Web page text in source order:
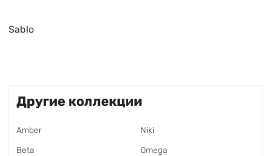
Sablo
Другие коллекции
Amber
Beta
Niki
Omega